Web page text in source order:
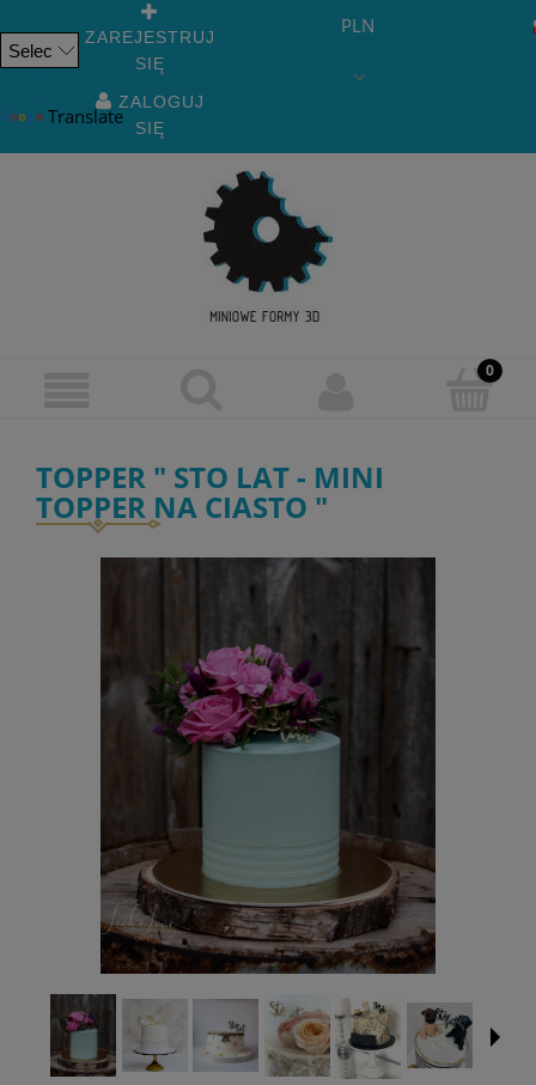
Translate
ZAREJESTRUJ
SIĘ
ZALOGUJ
SIĘ
PLN
TOPPER " STO LAT - MINI
TOPPER NA CIASTO "